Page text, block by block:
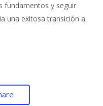
fundamentos y seguir
una exitosa transición a